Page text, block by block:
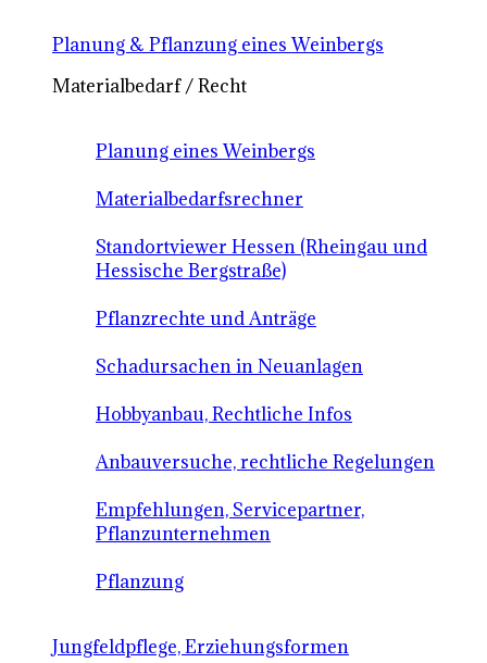
Planung & Pflanzung eines Weinbergs
Materialbedarf / Recht
Planung eines Weinbergs
Materialbedarfsrechner
Standortviewer Hessen (Rheingau und
Hessische Bergstraße)
Pflanzrechte und Anträge
Schadursachen in Neuanlagen
Hobbyanbau, Rechtliche Infos
Anbauversuche, rechtliche Regelungen
Empfehlungen, Servicepartner,
Pflanzunternehmen
Pflanzung
Jungfeldpflege, Erziehungsformen